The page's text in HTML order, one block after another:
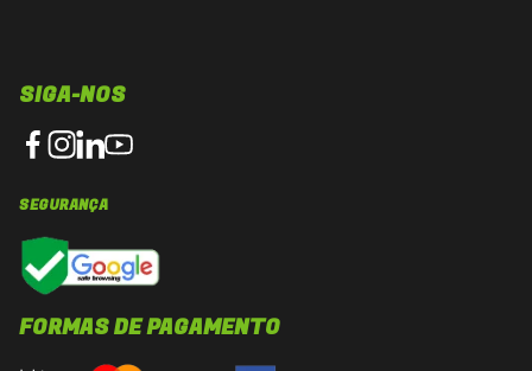
SIGA-NOS
SEGURANÇA
FORMAS DE PAGAMENTO